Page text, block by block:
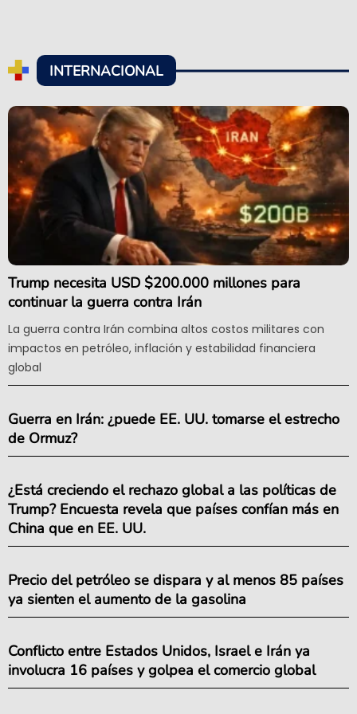
INTERNACIONAL
Trump necesita USD $200.000 millones para
continuar la guerra contra Irán
La guerra contra Irán combina altos costos militares con
impactos en petróleo, inflación y estabilidad financiera
global
Guerra en Irán: ¿puede EE. UU. tomarse el estrecho
de Ormuz?
¿Está creciendo el rechazo global a las políticas de
Trump? Encuesta revela que países confían más en
China que en EE. UU.
Precio del petróleo se dispara y al menos 85 países
ya sienten el aumento de la gasolina
Conflicto entre Estados Unidos, Israel e Irán ya
involucra 16 países y golpea el comercio global